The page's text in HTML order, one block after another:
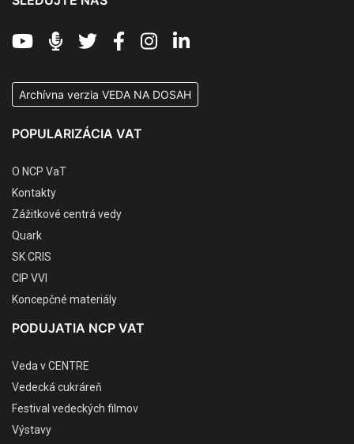
Archívna verzia VEDA NA DOSAH
POPULARIZÁCIA VAT
O NCP VaT
Kontakty
Zážitkové centrá vedy
Quark
SK CRIS
CIP VVI
Koncepčné materiály
PODUJATIA NCP VAT
Veda v CENTRE
Vedecká cukráreň
Festival vedeckých filmov
Výstavy